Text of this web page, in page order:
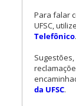
Para falar
UFSC,
Telefônico.
da UFSC.